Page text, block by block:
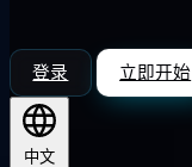
登录 立即开始
中文